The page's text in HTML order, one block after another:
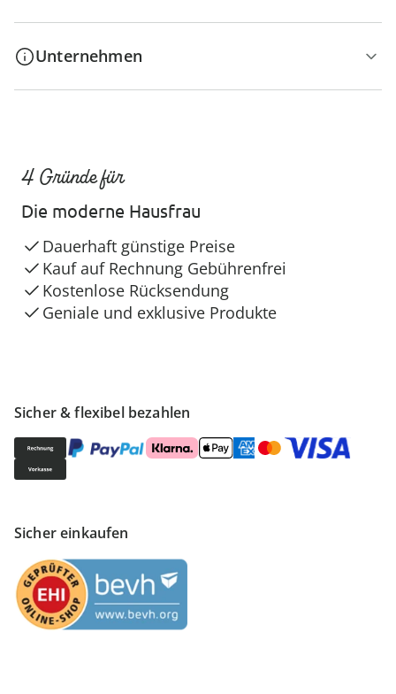
Unternehmen
Sicher & flexibel bezahlen
Sicher einkaufen
4 Gründe für
Die moderne Hausfrau
Dauerhaft günstige Preise
Kauf auf Rechnung Gebührenfrei
Kostenlose Rücksendung
Geniale und exklusive Produkte